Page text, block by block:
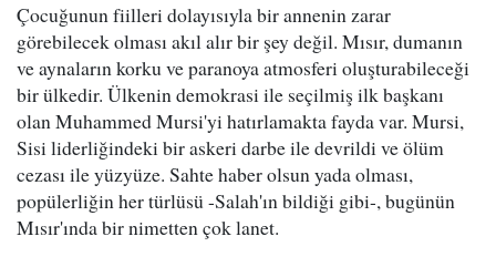
Çocuğunun fiilleri dolayısıyla bir annenin zarar
görebilecek olması akıl alır bir şey değil. Mısır, dumanın
ve aynaların korku ve paranoya atmosferi oluşturabileceği
bir ülkedir. Ülkenin demokrasi ile seçilmiş ilk başkanı
olan Muhammed Mursi'yi hatırlamakta fayda var. Mursi,
Sisi liderliğindeki bir askeri darbe ile devrildi ve ölüm
cezası ile yüzyüze. Sahte haber olsun yada olması,
popülerliğin her türlüsü -Salah'ın bildiği gibi-, bugünün
Mısır'ında bir nimetten çok lanet.